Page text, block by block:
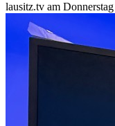
lausitz.tv am